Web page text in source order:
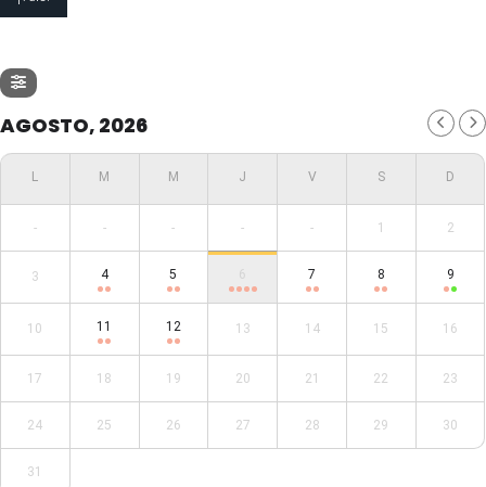
AGOSTO, 2026
- - - - - 1 2
3 4 5 6 7 8 9
10 11 12 13 14 15 16
17 18 19 20 21 22 23
24 25 26 27 28 29 30
31